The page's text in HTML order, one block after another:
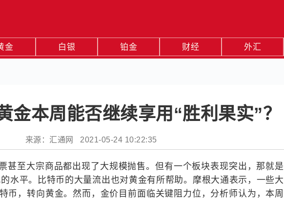
金 白银 铂金 财经 外汇
金本周能否继续享用“胜利果实”？
来源：汇通网 2021-05-24 10:22:35
甚至大宗商品都出现了大规模抛售。但有一个板块表现突出，那就是
水平。比特币的大量流出也对黄金有所帮助。摩根大通表示，一些大
币，转向黄金。然而，金价目前面临关键阻力位，分析师认为，本周